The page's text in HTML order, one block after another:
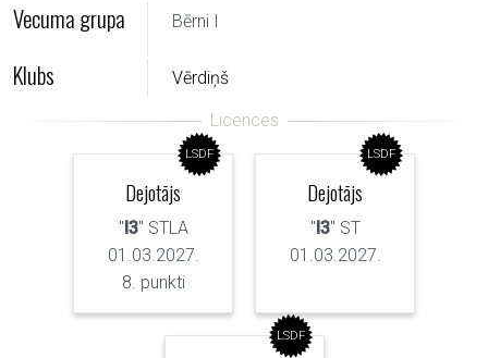
Vecuma grupa Bērni I
Klubs Vērdiņš
LSDF
Dejotājs
"I3" STLA
01.03.2027.
8. punkti
LSDF
Dejotājs
"I3" ST
01.03.2027.
LSDF